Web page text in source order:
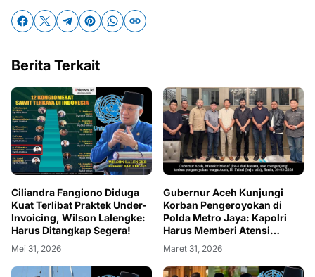
Berita Terkait
Ciliandra Fangiono Diduga
Kuat Terlibat Praktek Under-
Invoicing, Wilson Lalengke:
Harus Ditangkap Segera!
Mei 31, 2026
Gubernur Aceh Kunjungi
Korban Pengeroyokan di
Polda Metro Jaya: Kapolri
Harus Memberi Atensi
Khusus
Maret 31, 2026